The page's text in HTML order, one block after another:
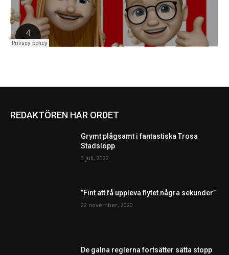
REDAKTÖREN HAR ORDET
Grymt plågsamt i fantastiska Trosa
Stadslopp
3 juli, 2022
”Fint att få uppleva flytet några sekunder”
22 november, 2020
De galna reglerna fortsätter sätta stopp